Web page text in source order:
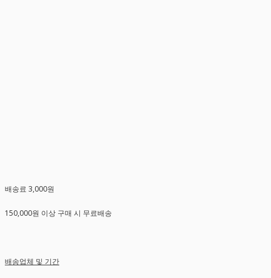
배송료 3,000원
150,000원 이상 구매 시 무료배송
배송업체 및 기간